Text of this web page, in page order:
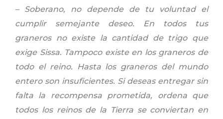
– Soberano, no depende de tu voluntad el
cumplir semejante deseo. En todos tus
graneros no existe la cantidad de trigo que
exige Sissa. Tampoco existe en los graneros de
todo el reino. Hasta los graneros del mundo
entero son insuficientes. Si deseas entregar sin
falta la recompensa prometida, ordena que
todos los reinos de la Tierra se conviertan en